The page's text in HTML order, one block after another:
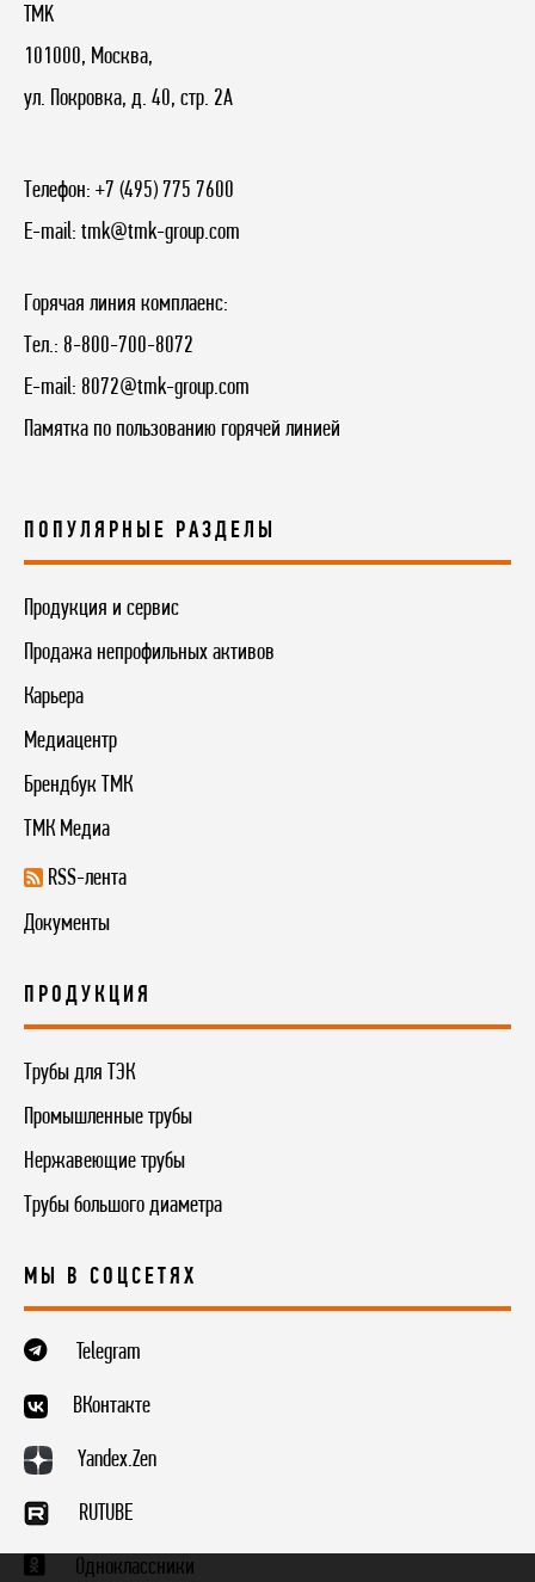
TMK
101000, Москва,
ул. Покровка, д. 40, стр. 2А
Телефон: +7 (495) 775 7600
E-mail: tmk@tmk-group.com
Горячая линия комплаенс:
Тел.: 8-800-700-8072
E-mail: 8072@tmk-group.com
Памятка по пользованию горячей линией
ПОПУЛЯРНЫЕ РАЗДЕЛЫ
Продукция и сервис
Продажа непрофильных активов
Карьера
Медиацентр
Брендбук ТМК
ТМК Медиа
RSS-лента
Документы
ПРОДУКЦИЯ
Трубы для ТЭК
Промышленные трубы
Нержавеющие трубы
Трубы большого диаметра
МЫ В СОЦСЕТЯХ
Telegram
ВКонтакте
Yandex.Zen
RUTUBE
Одноклассники